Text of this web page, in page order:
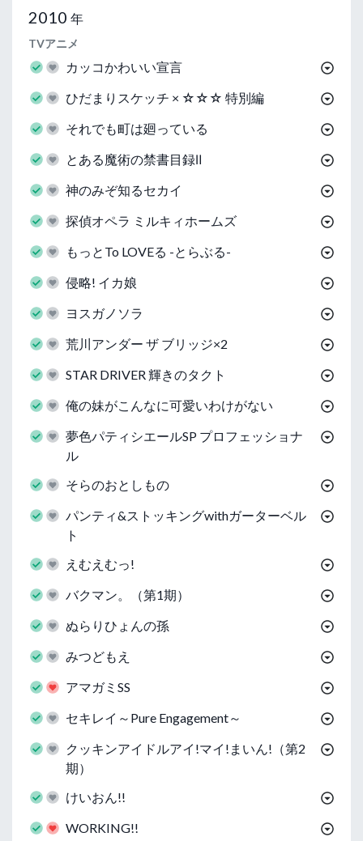
2010 年
TVアニメ
カッコかわいい宣言
ひだまりスケッチ × ☆☆☆ 特別編
それでも町は廻っている
とある魔術の禁書目録Ⅱ
神のみぞ知るセカイ
探偵オペラ ミルキィホームズ
もっとTo LOVEる -とらぶる-
侵略! イカ娘
ヨスガノソラ
荒川アンダー ザ ブリッジ×2
STAR DRIVER 輝きのタクト
俺の妹がこんなに可愛いわけがない
夢色パティシエールSP プロフェッショナ
ル
そらのおとしもの
パンティ&ストッキングwithガーターベル
ト
えむえむっ!
バクマン。（第1期）
ぬらりひょんの孫
みつどもえ
アマガミSS
セキレイ～Pure Engagement～
クッキンアイドルアイ!マイ!まいん!（第2
期）
けいおん!!
WORKING!!